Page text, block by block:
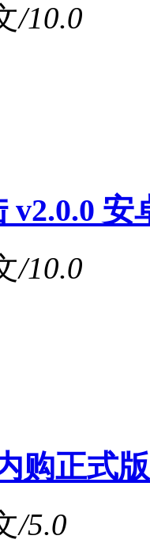
/10.0
v2.0.0 安
/10.0
购正式
/5.0